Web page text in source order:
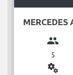
MERCEDES
group
5
miscellaneous_services